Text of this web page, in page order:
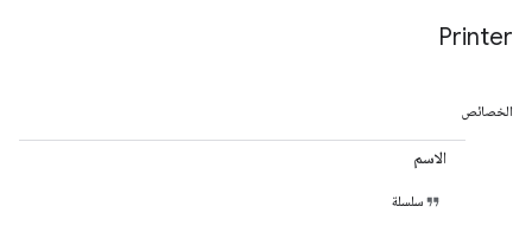
Printer
الخصائص
الاسم
سلسلة